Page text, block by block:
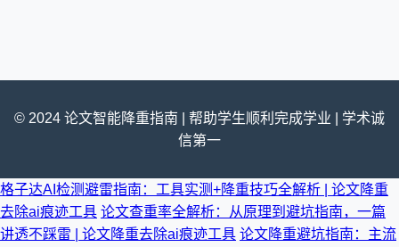
© 2024 论文智能降重指南 | 帮助学生顺利完成学业 | 学术诚
信第一
格子达AI检测避雷指南：工具实测+降重技巧全解析 | 论文降重
去除ai痕迹工具 论文查重率全解析：从原理到避坑指南，一篇
讲透不踩雷 | 论文降重去除ai痕迹工具 论文降重避坑指南：主流